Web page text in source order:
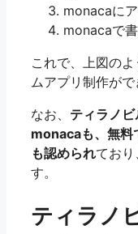
monacaに
monacaで
これで、上図の
ムアプリ制作がで
なお、 ティラノビ
monacaも、無料
も認められてお
す。
ティラノ